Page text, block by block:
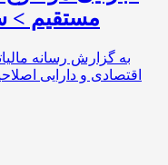
مستقیم >
به گزارش رسانه